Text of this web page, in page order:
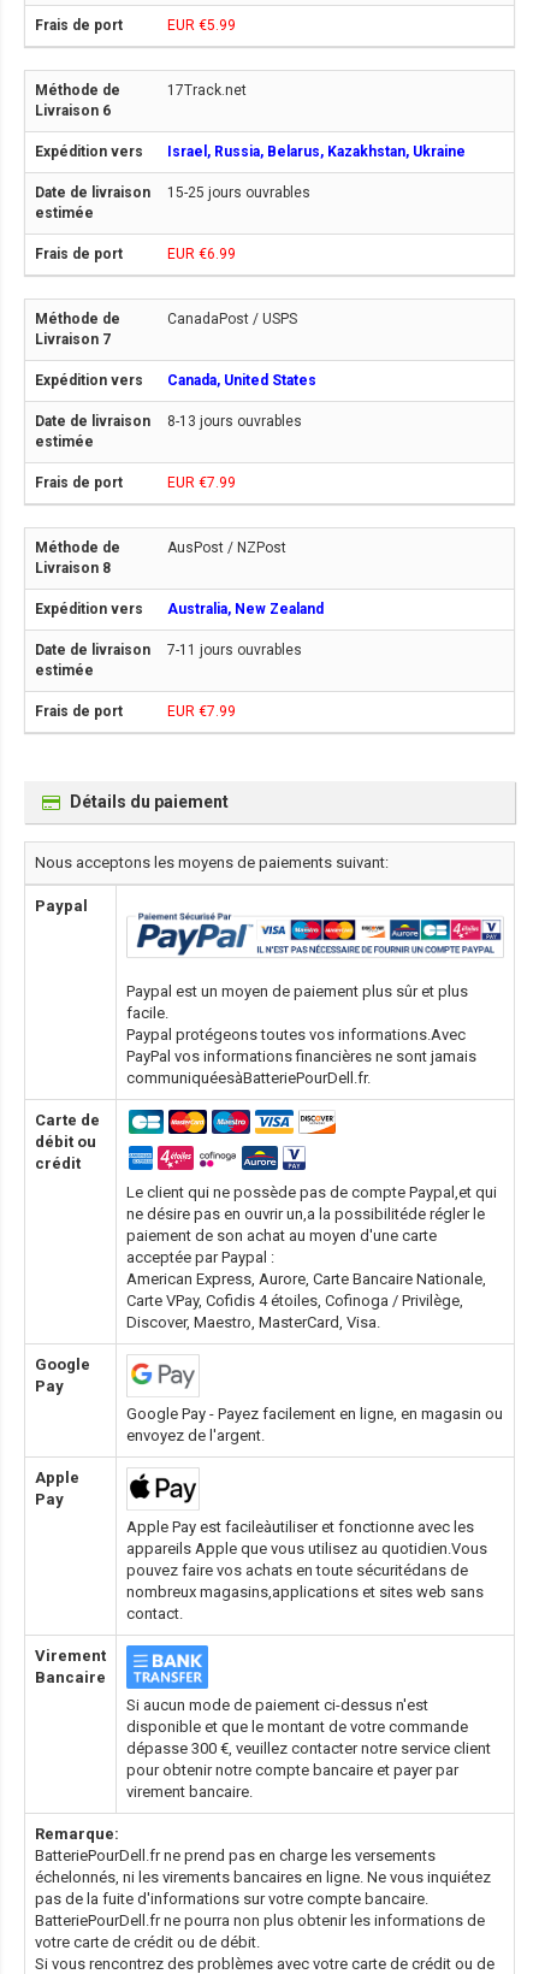
EUR €5.99
17Track.net
Israel, Russia, Belarus, Kazakhstan, Ukraine
15-25 jours ouvrables
EUR €6.99
CanadaPost / USPS
Canada, United States
8-13 jours ouvrables
EUR €7.99
AusPost / NZPost
Australia, New Zealand
7-11 jours ouvrables
EUR €7.99
Détails du paiement
Nous acceptons les moyens de paiements suivant:
Paypal
Paypal est un moyen de paiement plus sûr et plus
facile.
Paypal protégeons toutes vos informations.Avec
PayPal vos informations financières ne sont jamais
communiquéesàBatteriePourDell.fr.
Carte de
débit ou
crédit
Le client qui ne possède pas de compte Paypal,et qui
ne désire pas en ouvrir un,a la possibilitéde régler le
paiement de son achat au moyen d'une carte
acceptée par Paypal :
American Express, Aurore, Carte Bancaire Nationale,
Carte VPay, Cofidis 4 étoiles, Cofinoga / Privilège,
Discover, Maestro, MasterCard, Visa.
Google
Pay
Google Pay - Payez facilement en ligne, en magasin ou
envoyez de l'argent.
Apple
Pay
Apple Pay est facileàutiliser et fonctionne avec les
appareils Apple que vous utilisez au quotidien.Vous
pouvez faire vos achats en toute sécuritédans de
nombreux magasins,applications et sites web sans
contact.
Virement
Bancaire
Si aucun mode de paiement ci-dessus n'est
disponible et que le montant de votre commande
dépasse 300 €, veuillez contacter notre service client
pour obtenir notre compte bancaire et payer par
virement bancaire.
Remarque:
BatteriePourDell.fr ne prend pas en charge les versements
échelonnés, ni les virements bancaires en ligne. Ne vous inquiétez
pas de la fuite d'informations sur votre compte bancaire.
BatteriePourDell.fr ne pourra non plus obtenir les informations de
votre carte de crédit ou de débit.
Si vous rencontrez des problèmes avec votre carte de crédit ou de